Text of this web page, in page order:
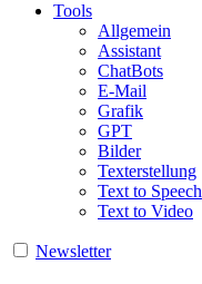
Tools
Allgemein
Assistant
ChatBots
E-Mail
Grafik
GPT
Bilder
Texterstellung
Text to Speech
Text to Video
Newsletter